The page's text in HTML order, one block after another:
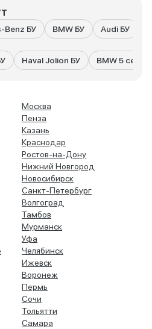
Benz БУ BMW БУ Audi БУ
Haval Jolion БУ BMW 5 серия
Москва
Пенза
Казань
Краснодар
Ростов-на-Дону
Нижний Новгород
Новосибирск
Санкт-Петербург
Волгоград
Тамбов
Мурманск
Уфа
Челябинск
Ижевск
Воронеж
Пермь
Сочи
Тольятти
Самара